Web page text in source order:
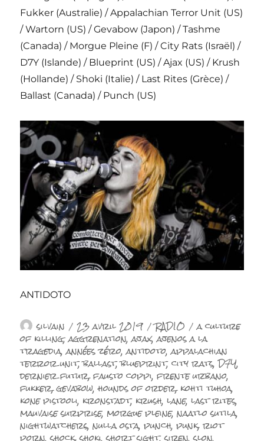
Fukker (Australie) / Appalachian Terror Unit (US)
/ Wartorn (US) / Gevabow (Japon) / Tashme
(Canada) / Morgue Pleine (F) / City Rats (Israël) /
D7Y (Islande) / Blueprint (US) / Ajax (US) / Krush
(Hollande) / Shoki (Italie) / Last Rites (Grèce) /
Ballast (Canada) / Punch (US)
ANTIDOTO
Auteur
silvain Publié
le
23 avril 2019 Catégories
RADIO Étiquettes
a culture
of killing,aggrenation,ajax,ajenos a la
tragedia,années zéro,antidoto,appalachian
terror unit,ballast,blueprint,city rats,D7Y,
dernier futur,fausto coppi,frente urbano,
fukker,gevabow,hounds of order,kohti tuhoa,
kone pistooli, kronstadt,krush,lane,last rites,
mauvaise surprise,morgue pleine,naatlo sutila,
nightwatchers,nulla osta,punch,punk,riot